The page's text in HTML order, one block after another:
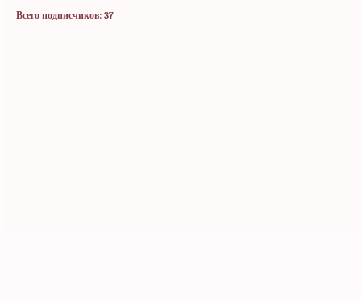
Всего подписчиков: 37